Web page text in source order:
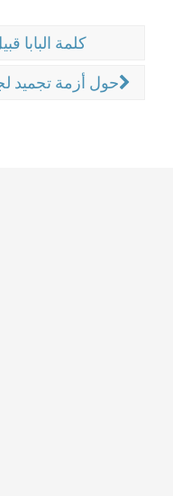
كلمة البابا
حول أزمة تجميد